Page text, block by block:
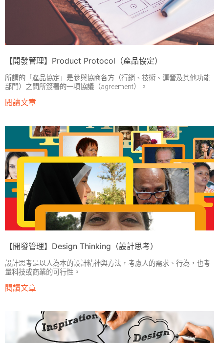
【開發管理】Product Protocol（產品協定）
所謂的「產品協定」是參與協商各方（行銷、技術、運營及其他功能
部門）之間所簽署的一項協議（agreement）。
閱讀文章
【開發管理】Design Thinking（設計思考）
設計思考是以人為本的設計精神與方法，考慮人的需求、行為，也考
量科技或商業的可行性。
閱讀文章